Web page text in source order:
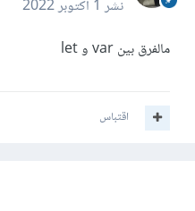
نشر1 أكتوبر 2022
مالفرق بين var و let
اقتباس